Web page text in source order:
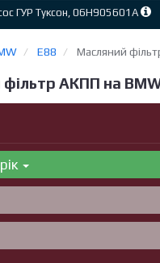
ГУР Туксон, 06H905601A
E88 Масляний
АКПП на